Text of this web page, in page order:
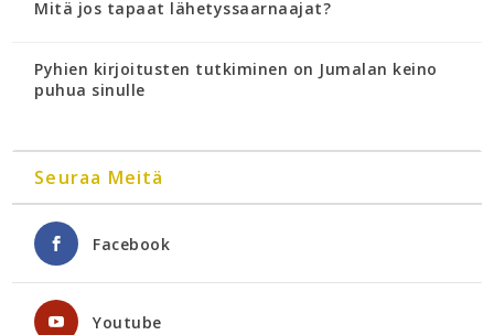
Mitä jos tapaat lähetyssaarnaajat?
Pyhien kirjoitusten tutkiminen on Jumalan keino
puhua sinulle
Seuraa Meitä
Facebook
Youtube